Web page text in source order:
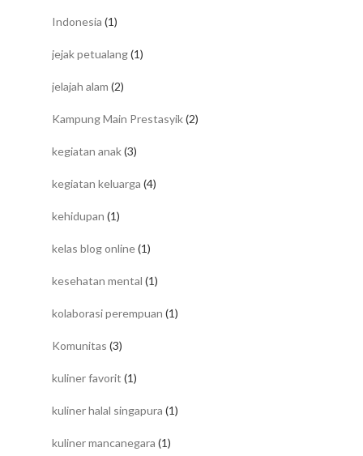
Indonesia (1)
jejak petualang(1)
jelajah alam (2)
Kampung Main Prestasyik(2)
kegiatan anak(3)
kegiatan keluarga (4)
kehidupan (1)
kelas blog online(1)
kesehatan mental (1)
kolaborasi perempuan (1)
Komunitas (3)
kuliner favorit (1)
kuliner halal singapura (1)
kuliner mancanegara (1)